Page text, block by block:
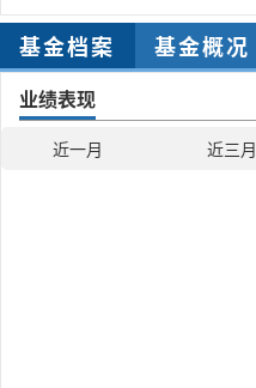
基金档案 基金概况
业绩表现
近一月 近三月